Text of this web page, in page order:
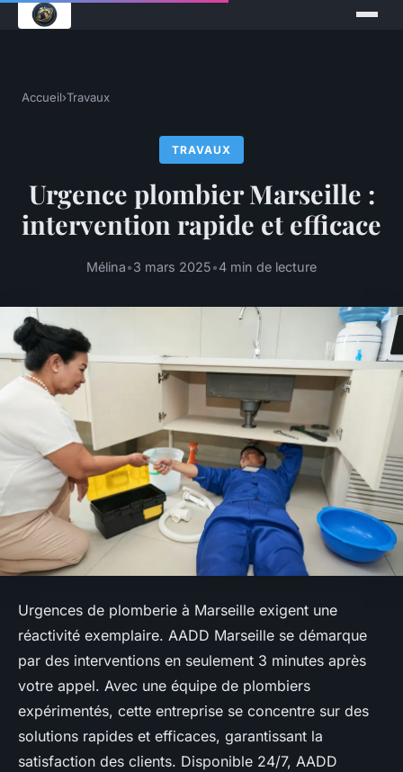
Accueil›Travaux
TRAVAUX
Urgence plombier Marseille :
intervention rapide et efficace
Mélina•3 mars 2025•4 min de lecture
Urgences de plomberie à Marseille exigent une
réactivité exemplaire. AADD Marseille se démarque
par des interventions en seulement 3 minutes après
votre appel. Avec une équipe de plombiers
expérimentés, cette entreprise se concentre sur des
solutions rapides et efficaces, garantissant la
satisfaction des clients. Disponible 24/7, AADD